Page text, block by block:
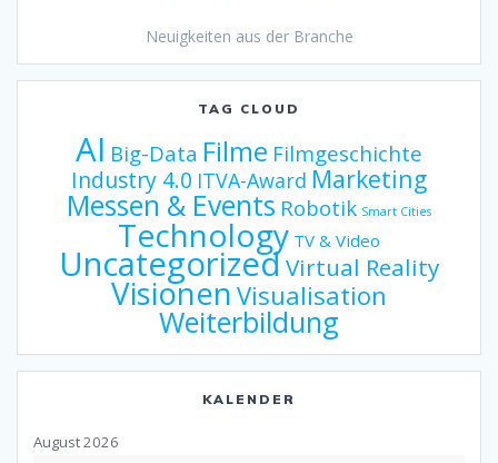
Neuigkeiten aus der Branche
TAG CLOUD
AI Big-Data Filme Filmgeschichte
Industry 4.0 ITVA-Award Marketing
Messen & Events Robotik Smart Cities
Technology TV & Video
UncategorizedVirtual Reality
Visionen Visualisation
Weiterbildung
KALENDER
August 2026